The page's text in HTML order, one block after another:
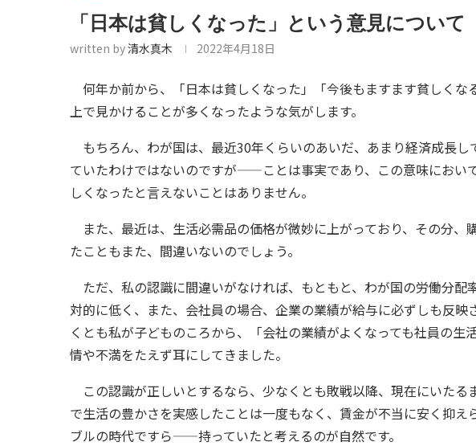
「日本は貧しくなった」という意見について
written by清水真木 2022年4月18日
何年か前から、「日本は貧しくなった」「今後もますます貧しくな
上で見かけることが多くなったような気がします。
もちろん、わが国は、最近30年くらいのあいだ、あまり経済成長
ていたわけではないのですが——ことは事実であり、この意味におい
しくなったと言えないことはありません。
また、最近は、生活必需品の価格が微妙に上がっており、その分、
たこともまた、間違いないのでしょう。
ただ、私の認識に間違いがなければ、もともと、わが国の労働分配
対的に低く、また、会社員の場合、企業の業績が給与に必ずしも反映
くとも私が子どものころから、「会社の業績がよくなっても社員の生
情や不満をたえず耳にしてきました。
この認識が正しいとするなら、少なくとも敗戦以降、現在にいたる
で生活の豊かさを実感したことは一度もなく、賃金が不当に安く抑
ブルの時代ですら——持っていたと考えるのが自然です。